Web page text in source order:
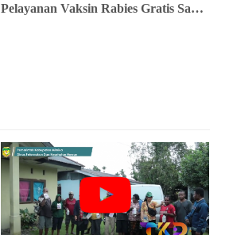
Pelayanan Vaksin Rabies Gratis Sambut HUT Riau Ke-28